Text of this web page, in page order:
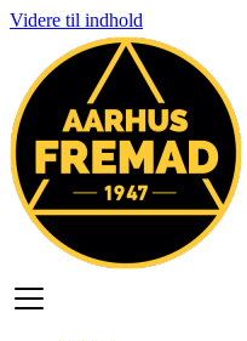
Videre til indhold